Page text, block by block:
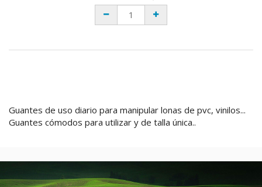
Guantes de uso diario para manipular lonas de pvc, vinilos...
Guantes cómodos para utilizar y de talla única..